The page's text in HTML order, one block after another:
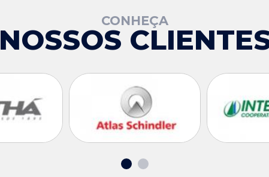
CONHEÇA
NOSSOS